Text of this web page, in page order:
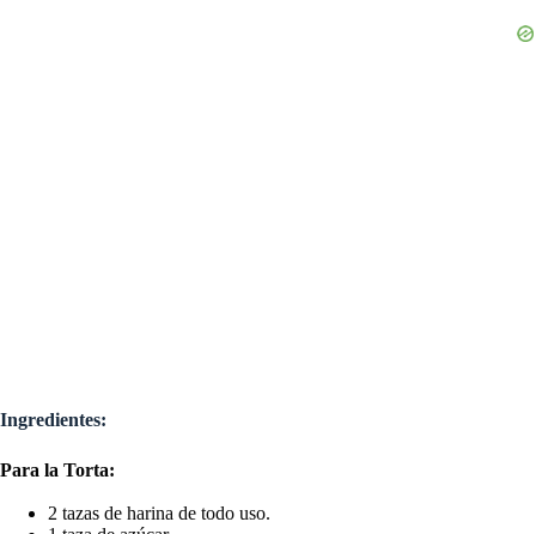
Ingredientes:
Para la Torta:
2 tazas de harina de todo uso.